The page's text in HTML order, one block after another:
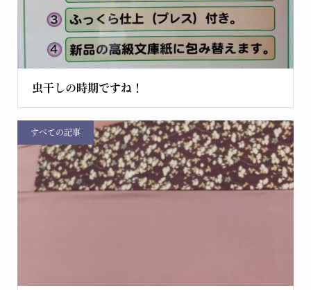
虫干しの時期ですね！
すべての記事